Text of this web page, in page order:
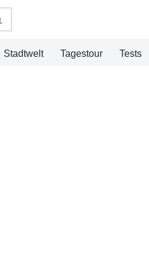
Stadtwelt Tagestour Tests